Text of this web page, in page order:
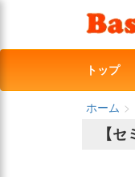
トップ
ホーム
【